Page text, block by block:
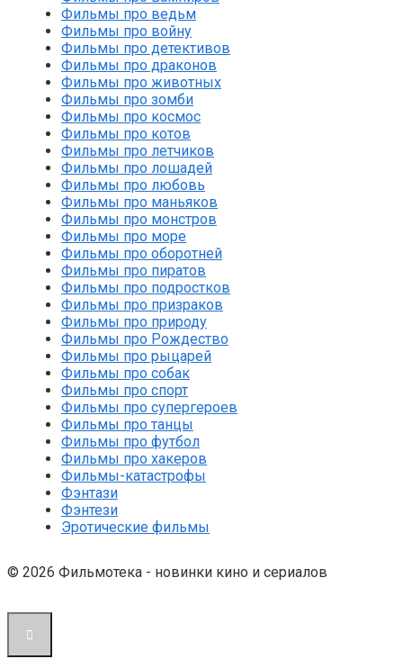
Фильмы про ведьм
Фильмы про войну
Фильмы про детективов
Фильмы про драконов
Фильмы про животных
Фильмы про зомби
Фильмы про космос
Фильмы про котов
Фильмы про летчиков
Фильмы про лошадей
Фильмы про любовь
Фильмы про маньяков
Фильмы про монстров
Фильмы про море
Фильмы про оборотней
Фильмы про пиратов
Фильмы про подростков
Фильмы про призраков
Фильмы про природу
Фильмы про Рождество
Фильмы про рыцарей
Фильмы про собак
Фильмы про спорт
Фильмы про супергероев
Фильмы про танцы
Фильмы про футбол
Фильмы про хакеров
Фильмы-катастрофы
Фэнтази
Фэнтези
Эротические фильмы
© 2026 Фильмотека - новинки кино и сериалов